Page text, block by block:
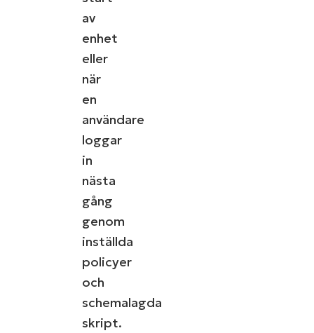
av
enhet
eller
när
en
användare
loggar
in
nästa
gång
genom
inställda
policyer
och
schemalagda
skript.